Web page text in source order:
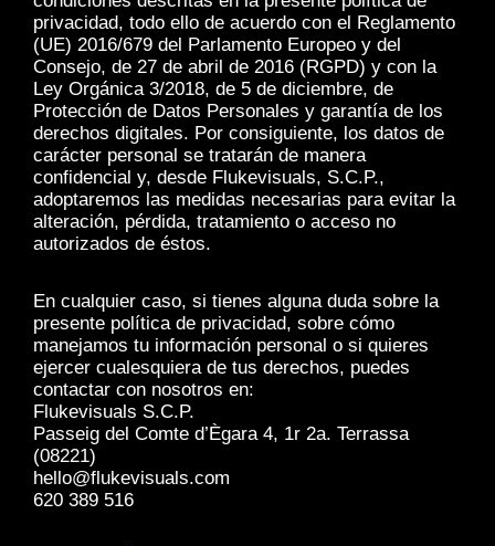
privacidad, todo ello de acuerdo con el Reglamento
(UE) 2016/679 del Parlamento Europeo y del
Consejo, de 27 de abril de 2016 (RGPD) y con la
Ley Orgánica 3/2018, de 5 de diciembre, de
Protección de Datos Personales y garantía de los
derechos digitales. Por consiguiente, los datos de
carácter personal se tratarán de manera
confidencial y, desde Flukevisuals, S.C.P.,
adoptaremos las medidas necesarias para evitar la
alteración, pérdida, tratamiento o acceso no
autorizados de éstos.
En cualquier caso, si tienes alguna duda sobre la
presente política de privacidad, sobre cómo
manejamos tu información personal o si quieres
ejercer cualesquiera de tus derechos, puedes
contactar con nosotros en:
Flukevisuals S.C.P.
Passeig del Comte d’Ègara 4, 1r 2a. Terrassa
(08221)
hello@flukevisuals.com
620 389 516